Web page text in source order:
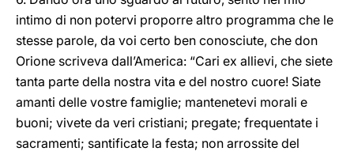
intimo di non potervi proporre altro programma che le
stesse parole, da voi certo ben conosciute, che don
Orione scriveva dall’America: “Cari ex allievi, che siete
tanta parte della nostra vita e del nostro cuore! Siate
amanti delle vostre famiglie; mantenetevi morali e
buoni; vivete da veri cristiani; pregate; frequentate i
sacramenti; santificate la festa; non arrossite del